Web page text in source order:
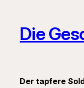
Die
Der tapfere